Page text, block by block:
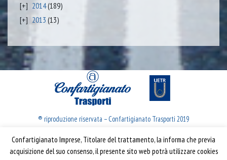
2014(189)
2013 (13)
® riproduzione riservata – Confartigianato Trasporti 2019
Confartigianato Trasporti
Confartigianato Imprese, Titolare del trattamento, la informa che previa
acquisizione del suo consenso, il presente sito web potrà utilizzare cookies